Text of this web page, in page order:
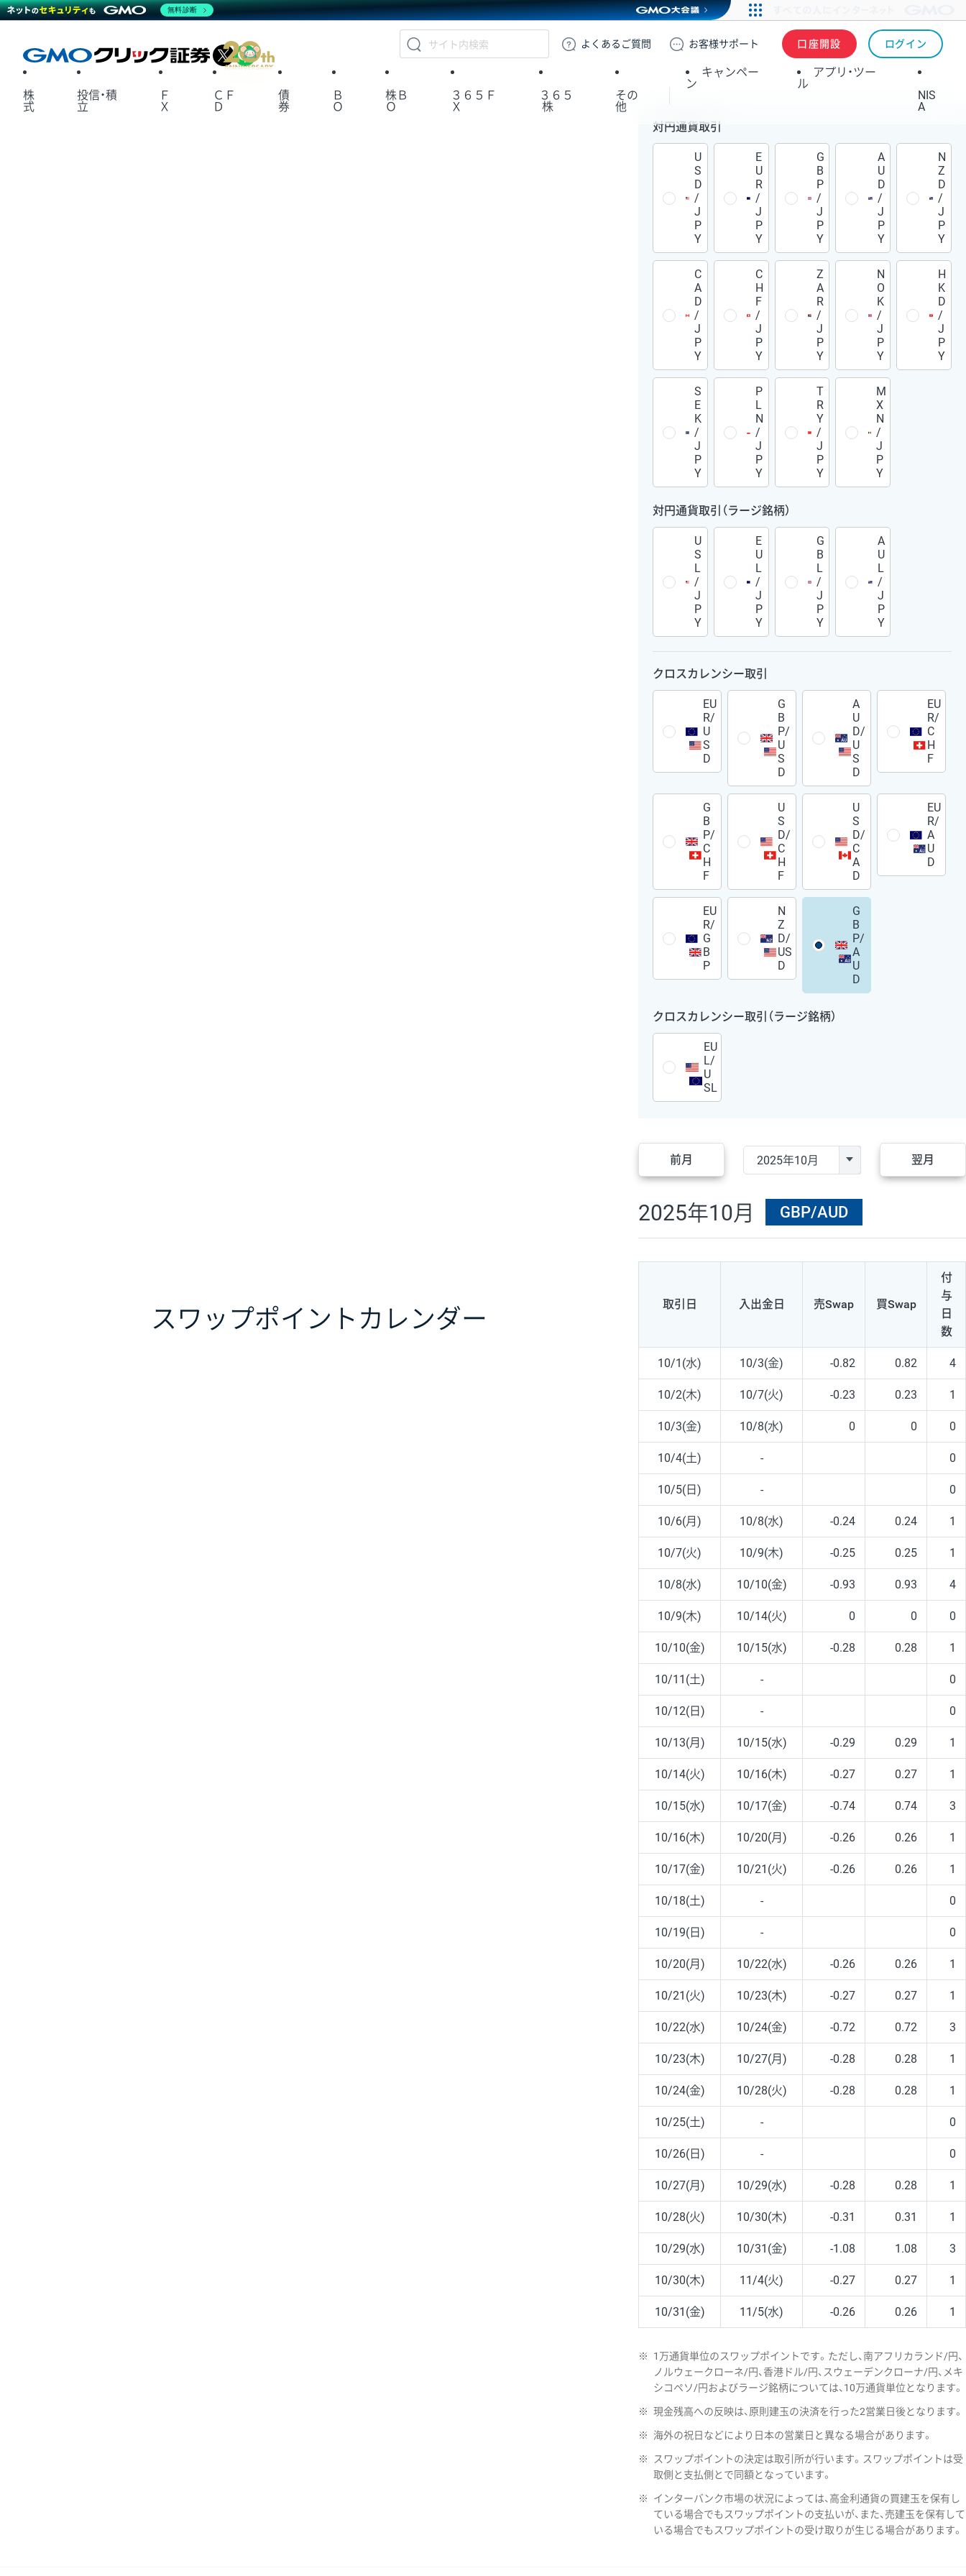
GMOクリック証券
よくある ご質問 お客様サポート 口座開設 ログイン
X
株
式
投信・積
立
Ｆ
Ｘ
ＣＦ
Ｄ
債
券
Ｂ
Ｏ
株Ｂ
Ｏ
３６５Ｆ
Ｘ
３６５
株
その
他
キャンペー
ン
アプリ・ツー
ル
NIS
A
スワップポイント カレンダー
対円通貨取引
U
S
D
/
J
P
Y
E
U
R
/
J
P
Y
G
B
P
/
J
P
Y
A
U
D
/
J
P
Y
N
Z
D
/
J
P
Y
C
A
D
/
J
P
Y
C
H
F
/
J
P
Y
Z
A
R
/
J
P
Y
N
O
K
/
J
P
Y
H
K
D
/
J
P
Y
S
E
K
/
J
P
Y
P
L
N
/
J
P
Y
T
R
Y
/
J
P
Y
M
X
N
/
J
P
Y
対円通貨取引（ラージ銘柄）
U
S
L
/
J
P
Y
E
U
L
/
J
P
Y
G
B
L
/
J
P
Y
A
U
L
/
J
P
Y
クロスカレンシー取引
EU
R/
U
S
D
G
B
P/
U
S
D
A
U
D/
U
S
D
EU
R/
C
H
F
G
B
P/
C
H
F
U
S
D/
C
H
F
U
S
D/
C
A
D
EU
R/
A
U
D
EU
R/
G
B
P
N
Z
D/
US
D
G
B
P/
A
U
D
クロスカレンシー取引（ラージ銘柄）
EU
L/
U
SL
前月 翌月
2025年10月 GBP/AUD
取引日 入出金日 売Swap 買Swap
付
与
日
数
10/1(水) 10/3(金) -0.82 0.82 4
10/2(木) 10/7(火) -0.23 0.23 1
10/3(金) 10/8(水) 0 0 0
10/4(土) - 0
10/5(日) - 0
10/6(月) 10/8(水) -0.24 0.24 1
10/7(火) 10/9(木) -0.25 0.25 1
10/8(水) 10/10(金) -0.93 0.93 4
10/9(木) 10/14(火) 0 0 0
10/10(金) 10/15(水) -0.28 0.28 1
10/11(土) - 0
10/12(日) - 0
10/13(月) 10/15(水) -0.29 0.29 1
10/14(火) 10/16(木) -0.27 0.27 1
10/15(水) 10/17(金) -0.74 0.74 3
10/16(木) 10/20(月) -0.26 0.26 1
10/17(金) 10/21(火) -0.26 0.26 1
10/18(土) - 0
10/19(日) - 0
10/20(月) 10/22(水) -0.26 0.26 1
10/21(火) 10/23(木) -0.27 0.27 1
10/22(水) 10/24(金) -0.72 0.72 3
10/23(木) 10/27(月) -0.28 0.28 1
10/24(金) 10/28(火) -0.28 0.28 1
10/25(土) - 0
10/26(日) - 0
10/27(月) 10/29(水) -0.28 0.28 1
10/28(火) 10/30(木) -0.31 0.31 1
10/29(水) 10/31(金) -1.08 1.08 3
10/30(木) 11/4(火) -0.27 0.27 1
10/31(金) 11/5(水) -0.26 0.26 1
※
1万通貨単位のスワップポイントです。ただし、南アフリカランド/円、
ノルウェークローネ/円、香港ドル/円、スウェーデンクローナ/円、メキ
シコペソ/円およびラージ銘柄については、10万通貨単位となります。
※ 現金残高への反映は、原則建玉の決済を行った2営業日後となります。
※ 海外の祝日などにより日本の営業日と異なる場合があります。
※
スワップポイントの決定は取引所が行います。スワップポイントは受
取側と支払側とで同額となっています。
※
インターバンク市場の状況によっては、高金利通貨の買建玉を保有し
ている場合でもスワップポイントの支払いが、また、売建玉を保有して
いる場合でもスワップポイントの受け取りが生じる場合があります。
無料診断